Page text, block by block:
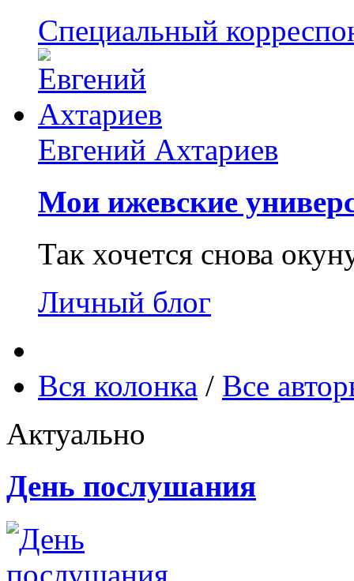
Специальный
Евгений Ахтариев
Мои ижевские
Так хочется снова
Личный блог
Вся колонка / Все
Актуально
День послушания